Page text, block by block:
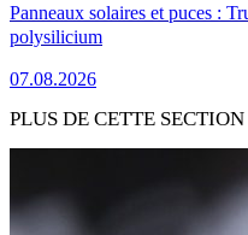
Panneaux solaires et puces :
polysilicium
07.08.2026
PLUS DE CETTE SECTION